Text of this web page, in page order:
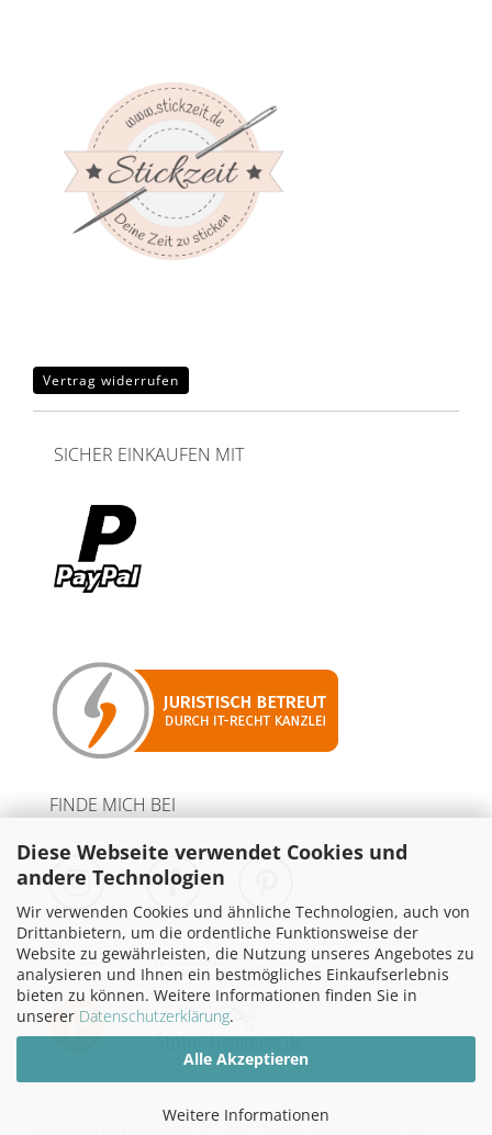
Diese Webseite verwendet Cookies und
andere Technologien
Wir verwenden Cookies und ähnliche Technologien, auch von
Drittanbietern, um die ordentliche Funktionsweise der
Website zu gewährleisten, die Nutzung unseres Angebotes zu
analysieren und Ihnen ein bestmögliches Einkaufserlebnis
bieten zu können. Weitere Informationen finden Sie in
unserer Datenschutzerklärung.
Alle Akzeptieren
Weitere Informationen
Vertrag widerrufen
SICHER EINKAUFEN MIT
FINDE MICH BEI
PARTNER MIT WERBELINKS